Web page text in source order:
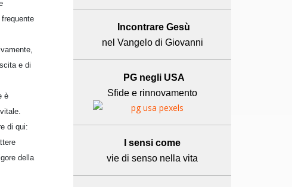
e di
è
di qui:
della
Incontrare Gesù
nel Vangelo di Giovanni
PG negli USA
Sfide e rinnovamento
I sensi come
vie di senso nella vita